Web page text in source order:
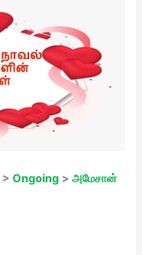
> Ongoing > அமேசான்